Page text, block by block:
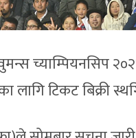
च्याम्पियनसिप
टिकट बिक्री